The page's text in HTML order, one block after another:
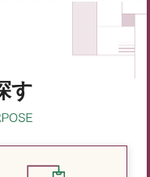
す